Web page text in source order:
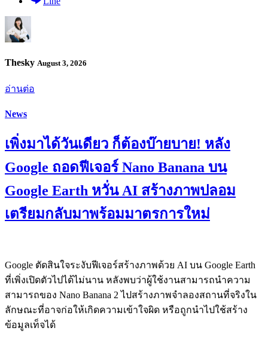
Thesky August 3, 2026
อ่านต่อ
News
เพิ่งมาได้วันเดียว ก็ต้องบ๊ายบาย! หลัง
Google ถอดฟีเจอร์ Nano Banana บน
Google Earth หวั่น AI สร้างภาพปลอม
เตรียมกลับมาพร้อมมาตรการใหม่
Google ตัดสินใจระงับฟีเจอร์สร้างภาพด้วย AI บน Google Earth
ที่เพิ่งเปิดตัวไปได้ไม่นาน หลังพบว่าผู้ใช้งานสามารถนำความ
สามารถของ Nano Banana 2 ไปสร้างภาพจำลองสถานที่จริงใน
ลักษณะที่อาจก่อให้เกิดความเข้าใจผิด หรือถูกนำไปใช้สร้าง
ข้อมูลเท็จได้